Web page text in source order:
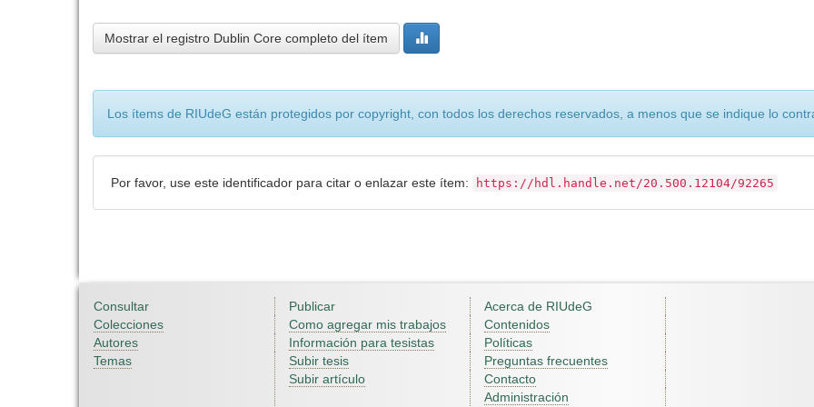
Mostrar el registro Dublin Core completo del ítem
Los ítems de RIUdeG están protegidos por copyright, con todos los derechos reservados, a menos que se indique lo
Por favor, use este identificador para citar o enlazar este ítem: https://hdl.handle.net/20.500.12104/92265
Consultar
Colecciones
Autores
Temas
Publicar
Como agregar mis trabajos
Información para tesistas
Subir tesis
Subir artículo
Acerca de RIUdeG
Contenidos
Políticas
Preguntas frecuentes
Contacto
Administración